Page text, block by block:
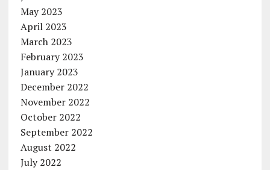
May 2023
April 2023
March 2023
February 2023
January 2023
December 2022
November 2022
October 2022
September 2022
August 2022
July 2022